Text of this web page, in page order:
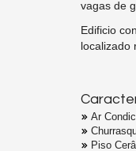
vagas de
Edificio
localizado
Ar
Piso